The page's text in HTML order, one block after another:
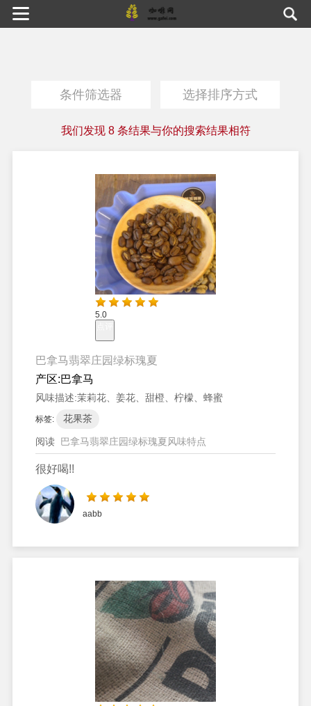
条件筛选器 选择排序方式
我们发现 8条结果与你的搜索结果相符
5.0
巴拿马翡翠庄园绿标瑰夏
产区:巴拿马
风味描述:茉莉花、姜花、甜橙、柠檬、蜂蜜
标签: 花果茶
阅读 巴拿马翡翠庄园绿标瑰夏风味特点
很好喝!!
aabb